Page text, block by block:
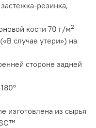
резинка,
кости 70 г/м2
случае утери») на
стороне задней
изготовлена из сырья